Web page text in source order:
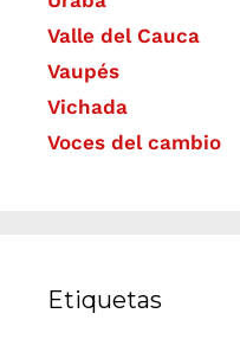
Valle del Cauca
Vaupés
Vichada
Voces del cambio
Etiquetas